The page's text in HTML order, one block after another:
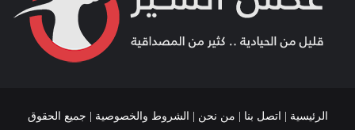
الرئيسية اتصل بنا من نحن الشروط والخصوصية | جميع الحقوق